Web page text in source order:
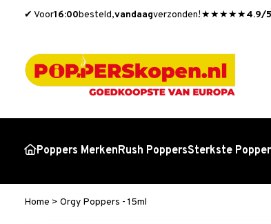
✔ Voor16:00besteld,vandaagverzonden!★★★★★4.9/5
Poppers MerkenRush PoppersSterkste
Home > Orgy Poppers - 15ml